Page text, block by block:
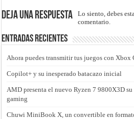
Deja una respuesta Lo siento, debes
comentario.
Entradas recientes
Ahora puedes transmitir tus juegos con Xbox
Copilot+ y su inesperado batacazo inicial
AMD presenta el nuevo Ryzen 7 9800X3D su
gaming
Chuwi MiniBook X, un convertible en